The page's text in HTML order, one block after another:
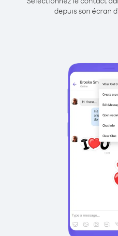
depuis son écran